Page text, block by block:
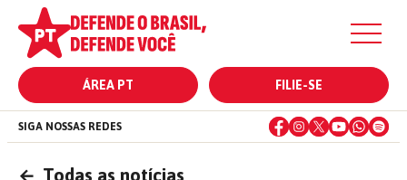
ÁREA PT FILIE-SE
SIGA NOSSAS REDES
← Todas as notícias